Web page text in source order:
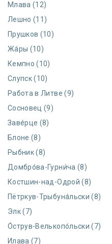
Млава (12)
Лешно (11)
Прушков (10)
Жа́ры (10)
Кемпно (10)
Слупск (10)
Работа в Литве (9)
Сосновец (9)
Заве́рце (8)
Блоне (8)
Рыбник (8)
Домбро́ва-Гурни́ча (8)
Костшин-над-Одрой (8)
Пётркув-Трыбуна́льски (8)
Элк (7)
О́струв-Велькопо́льски (7)
Илава (7)